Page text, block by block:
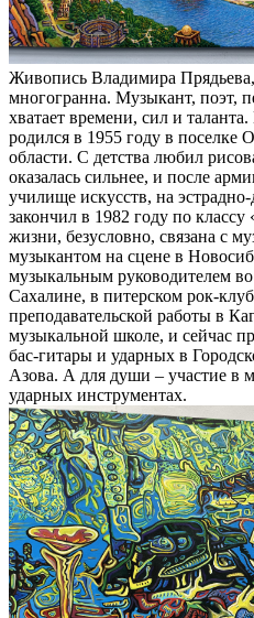
Живопись Владимира
многогранна. Музыкант, поэт,
хватает времени, сил и
родился в 1955 году в поселке
области. С детства любил
оказалась сильнее, и после
училище искусств, на
закончил в 1982 году по классу
жизни, безусловно, связана с
музыкантом на сцене в
музыкальным руководителем
Сахалине, в питерском рок-
преподавательской работы в
музыкальной школе, и сейчас
бас-гитары и ударных в
Азова. А для души – участие в
ударных инструментах.